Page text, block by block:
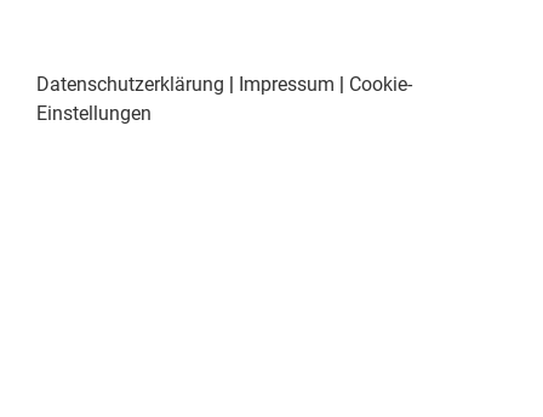
Datenschutzerklärung | Impressum | Cookie-
Einstellungen